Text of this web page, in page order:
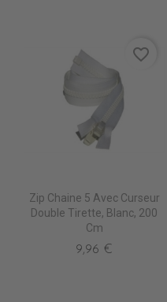
Zip Chaine 5 Avec Curseur
Double Tirette, Blanc, 200
Cm
9,96 €
favorite_border